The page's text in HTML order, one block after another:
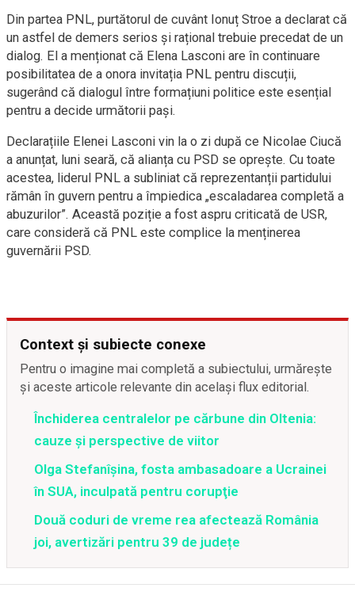
Din partea PNL, purtătorul de cuvânt Ionuț Stroe a declarat că
un astfel de demers serios și rațional trebuie precedat de un
dialog. El a menționat că Elena Lasconi are în continuare
posibilitatea de a onora invitația PNL pentru discuții,
sugerând că dialogul între formațiuni politice este esențial
pentru a decide următorii pași.
Declarațiile Elenei Lasconi vin la o zi după ce Nicolae Ciucă
a anunțat, luni seară, că alianța cu PSD se oprește. Cu toate
acestea, liderul PNL a subliniat că reprezentanții partidului
rămân în guvern pentru a împiedica „escaladarea completă a
abuzurilor”. Această poziție a fost aspru criticată de USR,
care consideră că PNL este complice la menținerea
guvernării PSD.
Context și subiecte conexe
Pentru o imagine mai completă a subiectului, urmărește
și aceste articole relevante din același flux editorial.
Închiderea centralelor pe cărbune din Oltenia:
cauze și perspective de viitor
Olga Stefanîşina, fosta ambasadoare a Ucrainei
în SUA, inculpată pentru corupţie
Două coduri de vreme rea afectează România
joi, avertizări pentru 39 de județe